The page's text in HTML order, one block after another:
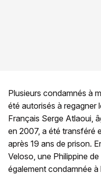
Plusieurs condamnés à
été autorisés à regagner
Français Serge Atlaoui,
en 2007, a été transféré
après 19 ans de prison.
Veloso, une Philippine
également condamnée